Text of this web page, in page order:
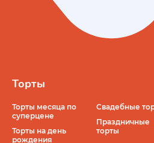
Торты
Торты месяца по
суперцене
Торты на день
рождения
Свадебные
Праздничные
торты